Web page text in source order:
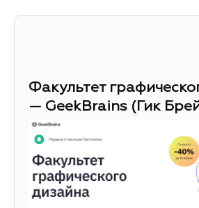
Факультет
— GeekBrains (Гик